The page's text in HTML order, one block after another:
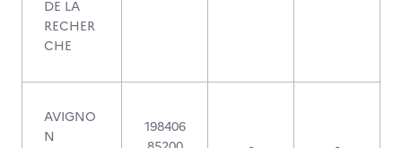
DE LA
RECHER
CHE
AVIGNO
N
198406